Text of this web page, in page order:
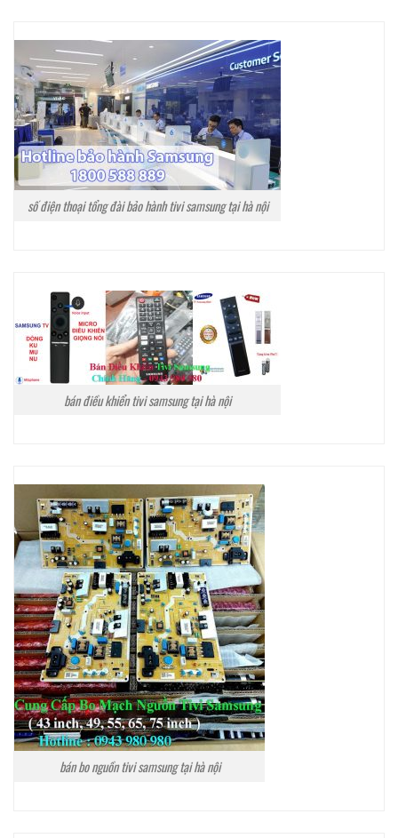
số điện thoại tổng đài bảo hành tivi samsung tại hà nội
bán điều khiển tivi samsung tại hà nội
bán bo nguồn tivi samsung tại hà nội